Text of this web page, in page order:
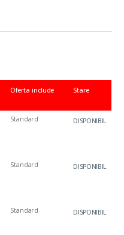
Ofertainclude Stare
Standard DISPONIBIL
Standard DISPONIBIL
Standard DISPONIBIL